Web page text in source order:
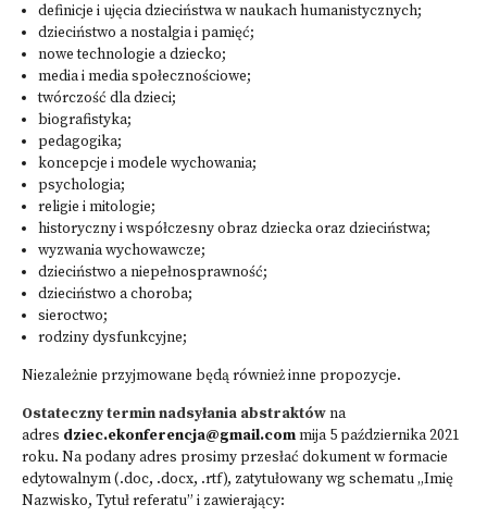
definicje i ujęcia dzieciństwa w naukach humanistycznych;
dzieciństwo a nostalgia i pamięć;
nowe technologie a dziecko;
media i media społecznościowe;
twórczość dla dzieci;
biografistyka;
pedagogika;
koncepcje i modele wychowania;
psychologia;
religie i mitologie;
historyczny i współczesny obraz dziecka oraz dzieciństwa;
wyzwania wychowawcze;
dzieciństwo a niepełnosprawność;
dzieciństwo a choroba;
sieroctwo;
rodziny dysfunkcyjne;
Niezależnie przyjmowane będą również inne propozycje.
Ostateczny termin nadsyłania abstraktówna
adres dziec.ekonferencja@gmail.commija 5 października 2021
roku. Na podany adres prosimy przesłać dokument w formacie
edytowalnym (.doc, .docx, .rtf), zatytułowany wg schematu „Imię
Nazwisko, Tytuł referatu” i zawierający: